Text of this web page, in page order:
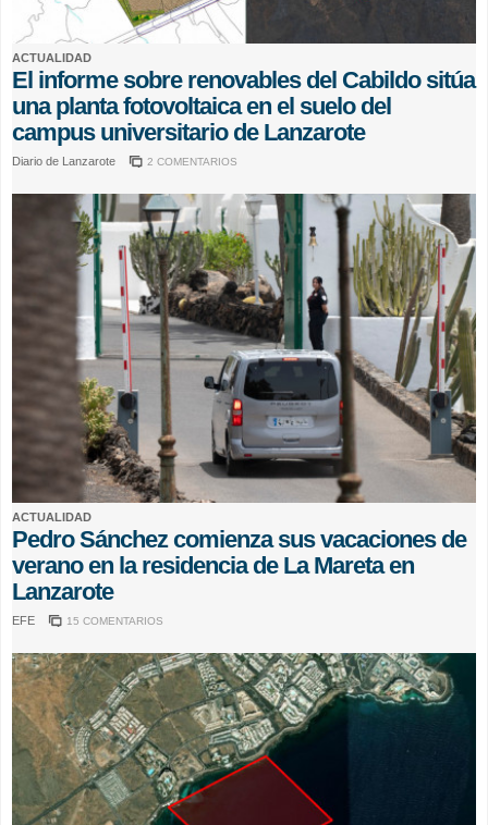
ACTUALIDAD
El informe sobre renovables del Cabildo sitúa
una planta fotovoltaica en el suelo del
campus universitario de Lanzarote
Diario de Lanzarote 2 COMENTARIOS
ACTUALIDAD
Pedro Sánchez comienza sus vacaciones de
verano en la residencia de La Mareta en
Lanzarote
EFE 15 COMENTARIOS